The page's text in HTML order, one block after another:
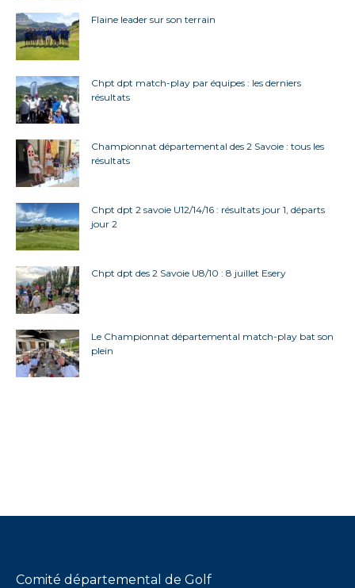
Flaine leader sur son terrain
Chpt dpt match-play par équipes : les derniers
résultats
Championnat départemental des 2 Savoie : tous les
résultats
Chpt dpt 2 savoie U12/14/16 : résultats jour 1, départs
jour 2
Chpt dpt des 2 Savoie U8/10 : 8 juillet Esery
Le Championnat départemental match-play bat son
plein
Comité départemental de Golf